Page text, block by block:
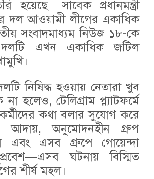
হয়েছে। সাবেক প্রধানমন্ত্রী
দল আওয়ামী লীগের একাধিক
সংবাদমাধ্যম নিউজ ১৮-কে
দলটি এখন একাধিক জটিল
নিষিদ্ধ হওয়ায় নেতারা খুব
হলেও, টেলিগ্রাম প্ল্যাটফর্মে
কথা বলার সুযোগ করে
আদায়, অনুমোদনহীন গ্রুপ
এবং এসব গ্রুপে গোয়েন্দা
ঘটনায় বিস্মিত
শীর্ষ মহল।